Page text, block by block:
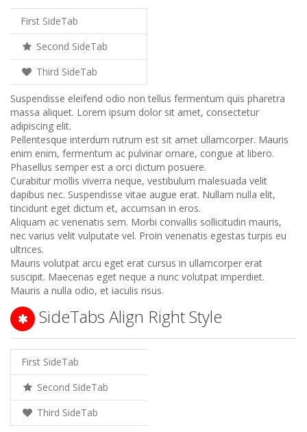
First SideTab
Second SideTab
Third SideTab
Suspendisse eleifend odio non tellus fermentum quis pharetra
massa aliquet. Lorem ipsum dolor sit amet, consectetur
adipiscing elit.
Pellentesque interdum rutrum est sit amet ullamcorper. Mauris
enim enim, fermentum ac pulvinar ornare, congue at libero.
Phasellus semper est a orci dictum posuere.
Curabitur mollis viverra neque, vestibulum malesuada velit
dapibus nec. Suspendisse vitae augue erat. Nullam nulla elit,
tincidunt eget dictum et, accumsan in eros.
Aliquam ac venenatis sem. Morbi convallis sollicitudin mauris,
nec varius velit vulputate vel. Proin venenatis egestas turpis eu
ultrices.
Mauris volutpat arcu eget erat cursus in ullamcorper erat
suscipit. Maecenas eget neque a nunc volutpat imperdiet.
Mauris a nulla odio, et iaculis risus.
SideTabs Align Right Style
First SideTab
Second SideTab
Third SideTab